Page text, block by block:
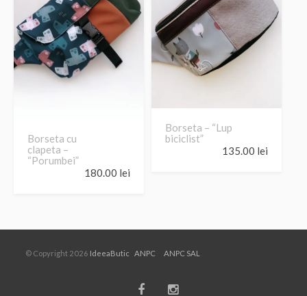
Borseta – “Lup
biciclist”
135.00 lei
Borseta cu
clapeta –
“Porumbei”
180.00 lei
© Copyright 2026 IdeeaButic ANPC ANPC SAL